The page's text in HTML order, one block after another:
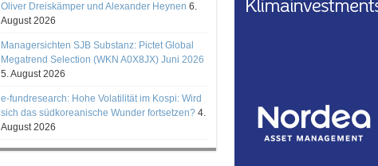
Oliver Dreiskämper und Alexander Heynen 6.
August 2026
Managersichten SJB Substanz: Pictet Global
Megatrend Selection (WKN A0X8JX) Juni 2026
5. August 2026
e-fundresearch: Hohe Volatilität im Kospi: Wird
sich das südkoreanische Wunder fortsetzen? 4.
August 2026